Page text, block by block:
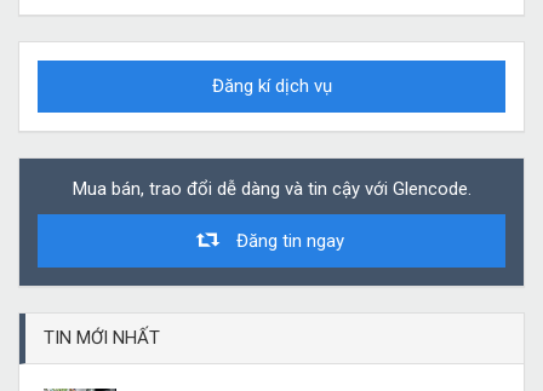
Đăng kí dịch vụ
Mua bán, trao đổi dễ dàng và tin cậy với Glencode.
Đăng tin ngay
TIN MỚI NHẤT